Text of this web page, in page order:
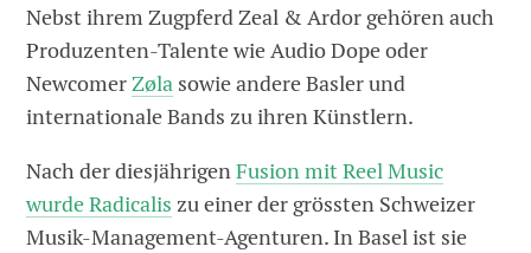
Nebst ihrem Zugpferd Zeal & Ardor gehören auch
Produzenten-Talente wie Audio Dope oder
NewcomerZøla sowie andere Basler und
internationale Bands zu ihren Künstlern.
Nach der diesjährigenFusion mit Reel Music
wurde Radicalis zu einer der grössten Schweizer
Musik-Management-Agenturen. In Basel ist sie